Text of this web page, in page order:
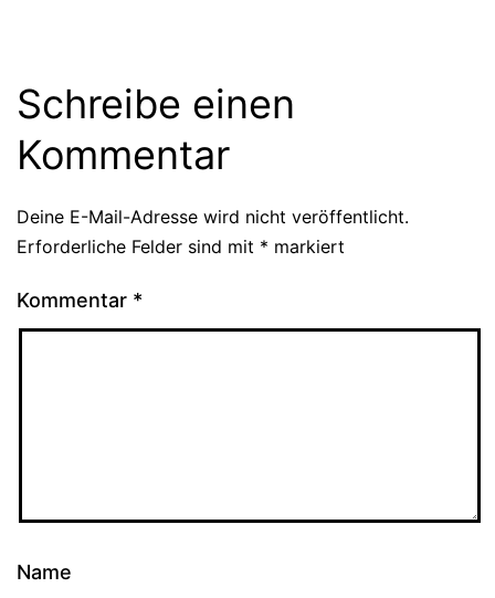
Schreibe einen
Kommentar
Deine E-Mail-Adresse wird nicht veröffentlicht.
Erforderliche Felder sind mit * markiert
Kommentar *
Name